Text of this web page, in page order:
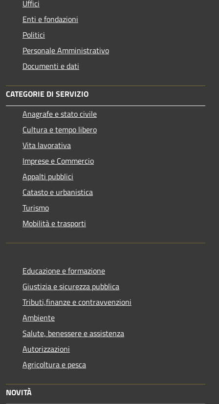
Uffici
Enti e fondazioni
Politici
Personale Amministrativo
Documenti e dati
CATEGORIE DI SERVIZIO
Anagrafe e stato civile
Cultura e tempo libero
Vita lavorativa
Imprese e Commercio
Appalti pubblici
Catasto e urbanistica
Turismo
Mobilità e trasporti
Educazione e formazione
Giustizia e sicurezza pubblica
Tributi,finanze e contravvenzioni
Ambiente
Salute, benessere e assistenza
Autorizzazioni
Agricoltura e pesca
NOVITÀ